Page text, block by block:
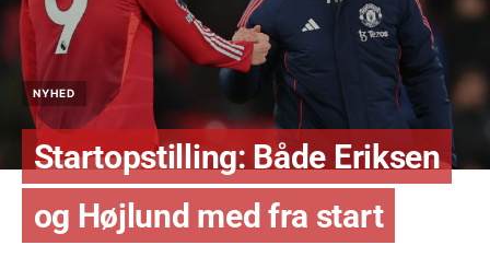
NYHED
Startopstilling: Både Eriksen
og Højlund med fra start